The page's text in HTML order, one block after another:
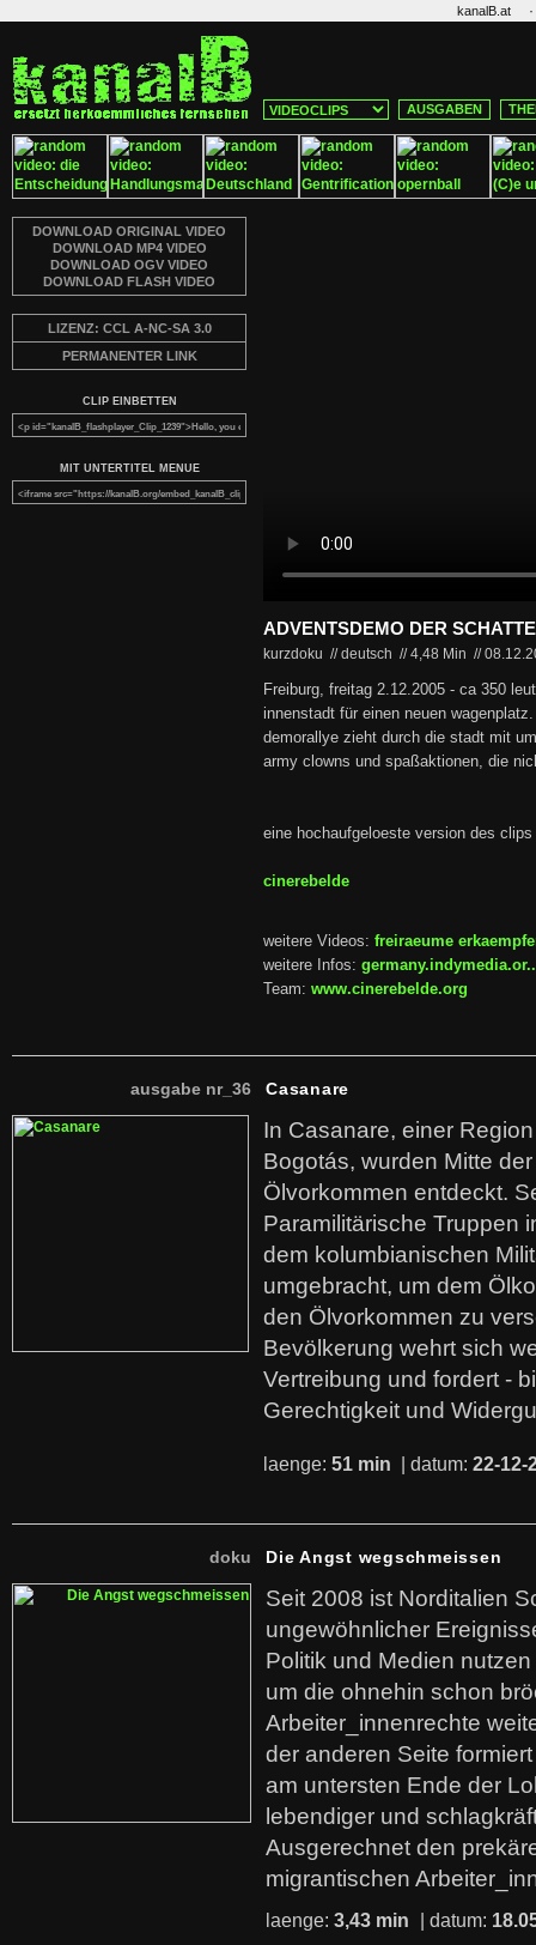
kanalB.at ·
AUSGABEN
DOWNLOAD ORIGINAL VIDEO
DOWNLOAD MP4 VIDEO
DOWNLOAD OGV VIDEO
DOWNLOAD FLASH VIDEO
LIZENZ: CCL A-NC-SA 3.0
PERMANENTER LINK
CLIP EINBETTEN
MIT UNTERTITEL MENUE
ADVENTSDEMO DER
kurzdoku // deutsch //4,48 Min //
Freiburg, freitag 2.12.2005 - ca 350
innenstadt für einen neuen
demorallye zieht durch die stadt mit
army clowns und spaßaktionen, die
eine hochaufgeloeste version des
cinerebelde
weitere Videos: freiraeume
weitere Infos:
Team: www.cinerebelde.org
ausgabe nr_36 Casanare
In Casanare, einer
Bogotás, wurden Mitte
Ölvorkommen entdeckt.
Paramilitärische Truppen
dem kolumbianischen
umgebracht, um dem
den Ölvorkommen zu
Bevölkerung wehrt sich
Vertreibung und fordert -
Gerechtigkeit und
laenge: 51 min | datum: 22-12-
doku Die Angst wegschmeissen
Seit 2008 ist Norditalien
ungewöhnlicher
Politik und Medien
um die ohnehin schon
Arbeiter_innenrechte
der anderen Seite
am untersten Ende der
lebendiger und
Ausgerechnet den
migrantischen
laenge: 3,43 min | datum: